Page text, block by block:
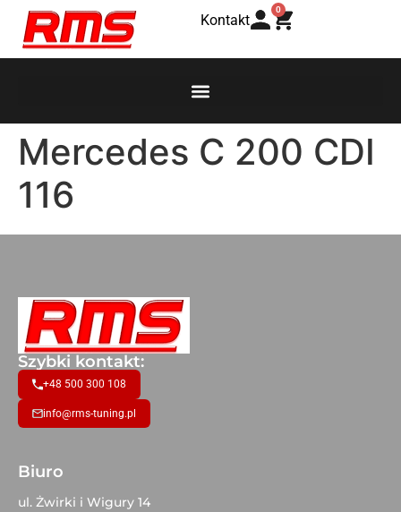
Kontakt
0
Mercedes C 200 CDI
116
Szybki kontakt:
+48 500 300 108
info@rms-tuning.pl
Biuro
ul. Żwirki i Wigury 14